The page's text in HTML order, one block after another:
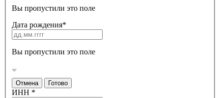
Вы пропустили это поле
Дата рождения*
Вы пропустили это поле
Отмена Готово
ИНН *